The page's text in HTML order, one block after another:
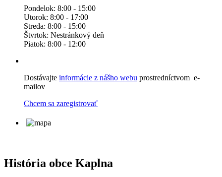
Pondelok: 8:00 - 15:00
Utorok: 8:00 - 17:00
Streda: 8:00 - 15:00
Štvrtok: Nestránkový deň
Piatok: 8:00 - 12:00
Dostávajte informácie z nášho webu prostredníctvom e-
mailov
Chcem sa zaregistrovať
História obce Kaplna